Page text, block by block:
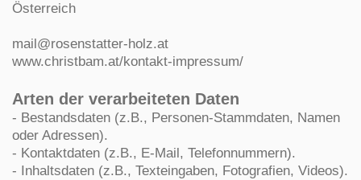
Österreich
mail@rosenstatter-holz.at
www.christbam.at/kontakt-impressum/
Arten der verarbeiteten Daten
- Bestandsdaten (z.B., Personen-Stammdaten, Namen
oder Adressen).
- Kontaktdaten (z.B., E-Mail, Telefonnummern).
- Inhaltsdaten (z.B., Texteingaben, Fotografien, Videos).